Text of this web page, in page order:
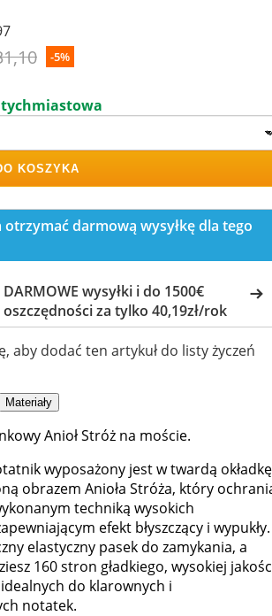
-5%
KOSZYKA
otrzymać darmową wysyłkę dla tego
DARMOWE wysyłki i do 1500€
oszczędności za tylko 40,19zł/rok
aby dodać ten artykuł do listy życzeń
Materiały
Anioł Stróż na moście.
wyposażony jest w twardą okładkę
obrazem Anioła Stróża, który
techniką wysokich
efekt błyszczący i wypukły.
elastyczny pasek do zamykania, a
160 stron gładkiego, wysokiej
do klarownych i
notatek.